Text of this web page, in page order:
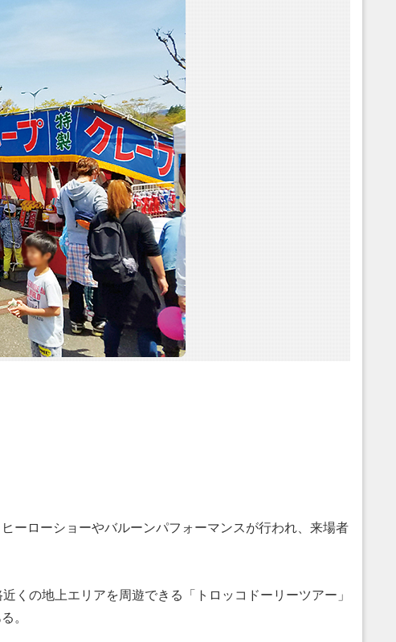
ーローショーやバルーンパフォーマンスが行われ、来場者
くの地上エリアを周遊できる「トロッコドーリーツアー」
。